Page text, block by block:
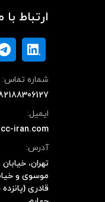
ارتباط با
شماره تماس:
ایمیل:
iran.com
آدرس:
تهران،
موسوی و